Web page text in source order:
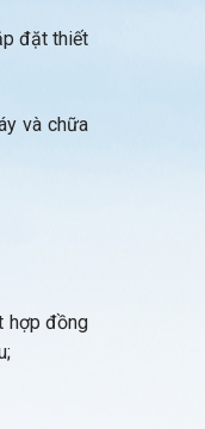
đặt thiết
và chữa
hợp đồng